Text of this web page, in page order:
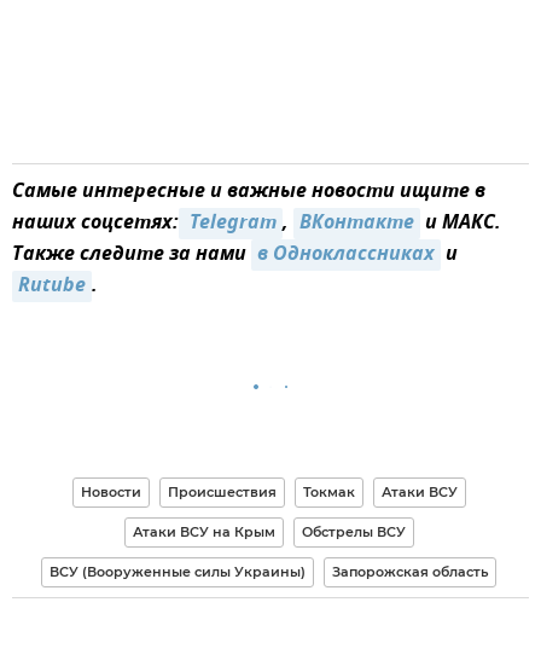
Самые интересные и важные новости ищите в
наших соцсетях: Telegram, ВКонтакте и MAКС.
Также следите за нами в Одноклассниках и
Rutube.
Новости Происшествия Токмак Атаки ВСУ
Атаки ВСУ на Крым Обстрелы ВСУ
ВСУ (Вооруженные силы Украины) Запорожская область